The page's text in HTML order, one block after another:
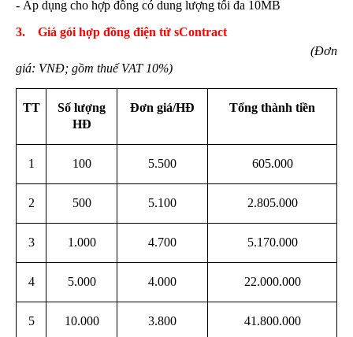
- Áp dụng cho hợp đồng có dung lượng tối đa 10MB
3.
Giá gói hợp đồng điện tử sContract
(Đơn
giá: VNĐ; gồm thuế VAT 10%)
TT
Số lượng
HĐ
Đơn giá/HĐ Tổng thành tiền
1 100 5.500 605.000
2 500 5.100 2.805.000
3 1.000 4.700 5.170.000
4 5.000 4.000 22.000.000
5 10.000 3.800 41.800.000